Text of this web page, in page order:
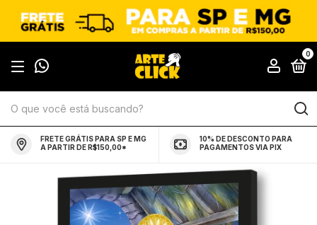
0
FRETE GRÁTIS PARA SP E MG
A PARTIR DE R$150,00*
10% DE DESCONTO PARA
PAGAMENTOS VIA PIX